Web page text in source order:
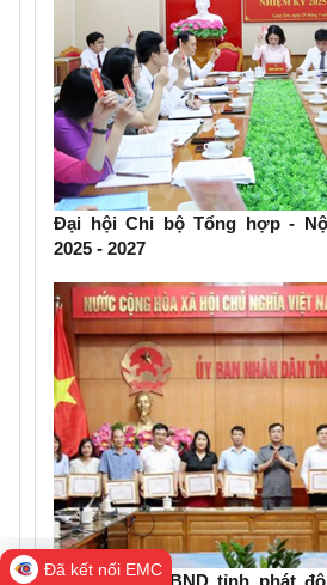
Đại hội Chi bộ Tổng hợp -
2025 - 2027
Văn phòng UBND tỉnh phát
Đã kết nối EMC